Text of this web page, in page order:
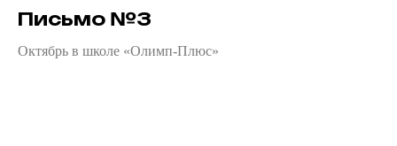
Письмо №3
Октябрь в школе «Олимп-Плюс»